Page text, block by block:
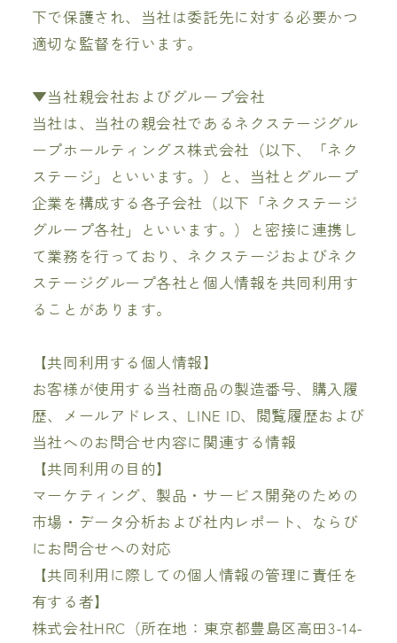
下で保護され、当社は委託先に対する必要かつ
適切な監督を行います。
▼当社親会社およびグループ会社
当社は、当社の親会社であるネクステージグル
ープホールティングス株式会社（以下、「ネク
ステージ」といいます。）と、当社とグループ
企業を構成する各子会社（以下「ネクステージ
グループ各社」といいます。）と密接に連携し
て業務を行っており、ネクステージおよびネク
ステージグループ各社と個人情報を共同利用す
ることがあります。
【共同利用する個人情報】
お客様が使用する当社商品の製造番号、購入履
歴、メールアドレス、LINE ID、閲覧履歴および
当社へのお問合せ内容に関連する情報
【共同利用の目的】
マーケティング、製品・サービス開発のための
市場・データ分析および社内レポート、ならび
にお問合せへの対応
【共同利用に際しての個人情報の管理に責任を
有する者】
株式会社HRC（所在地：東京都豊島区高田3-14-